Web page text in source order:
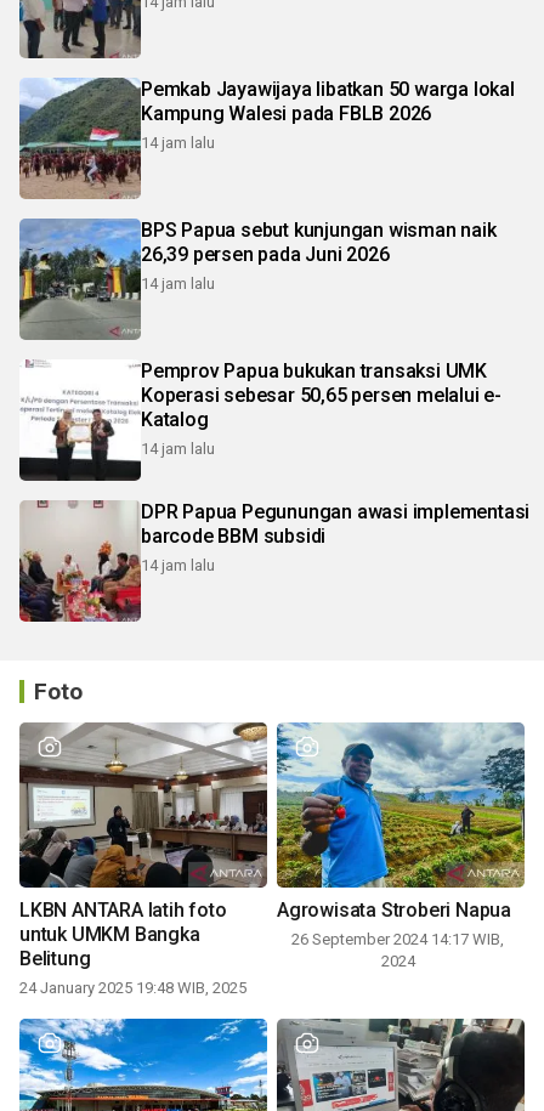
Pemkab Jayawijaya libatkan 50 warga lokal
Kampung Walesi pada FBLB 2026
14 jam lalu
BPS Papua sebut kunjungan wisman naik
26,39 persen pada Juni 2026
14 jam lalu
Pemprov Papua bukukan transaksi UMK
Koperasi sebesar 50,65 persen melalui e-
Katalog
14 jam lalu
DPR Papua Pegunungan awasi implementasi
barcode BBM subsidi
14 jam lalu
Foto
LKBN ANTARA latih foto
untuk UMKM Bangka
Belitung
24 January 2025 19:48 WIB, 2025
Agrowisata Stroberi Napua
26 September 2024 14:17 WIB,
2024